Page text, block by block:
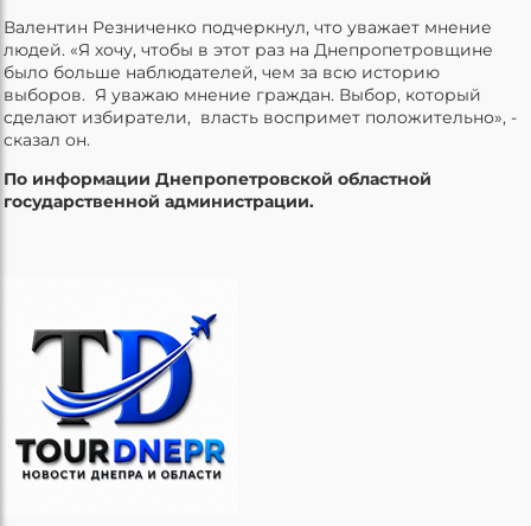
Валентин Резниченко подчеркнул, что уважает мнение
людей. «Я хочу, чтобы в этот раз на Днепропетровщине
было больше наблюдателей, чем за всю историю
выборов. Я уважаю мнение граждан. Выбор, который
сделают избиратели, власть воспримет положительно», -
сказал он.
По информации Днепропетровской областной
государственной администрации.